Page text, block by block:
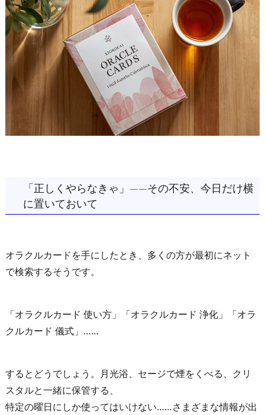
「正しくやらなきゃ」——その不安、今日だけ横
に置いておいて
オラクルカードを手にしたとき、多くの方が最初にネット
で検索するそうです。
「オラクルカード 使い方」「オラクルカード 浄化」「オラ
クルカード 儀式」……
するとどうでしょう。月光浴、セージで煙をくべる、クリ
スタルと一緒に保管する、
特定の曜日にしか使ってはいけない……さまざまな情報が出